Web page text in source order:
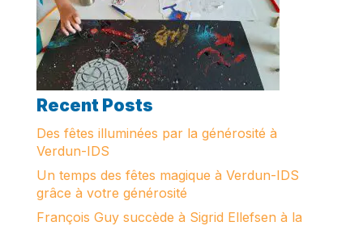
Recent Posts
Des fêtes illuminées par la générosité à
Verdun-IDS
Un temps des fêtes magique à Verdun-IDS
grâce à votre générosité
François Guy succède à Sigrid Ellefsen à la